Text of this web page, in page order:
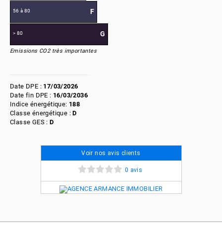
56 à 80 F
> 80 G
Emissions CO2 très importantes
Date DPE : 17/03/2026
Date fin DPE : 16/03/2036
Indice énergétique: 188
Classe énergétique :D
Classe GES :D
Voir nos avis clients
0 avis